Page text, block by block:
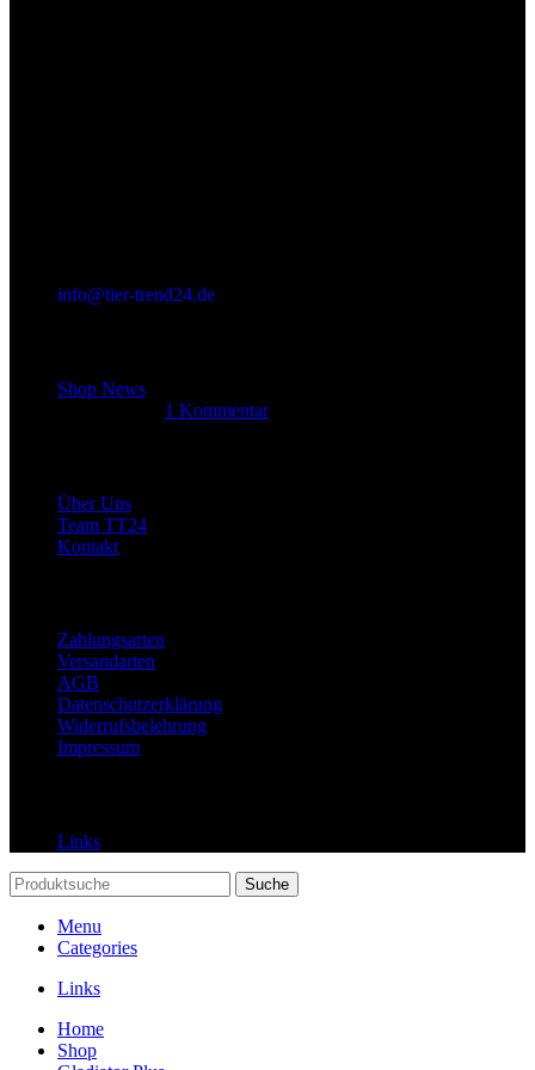
info@tier-trend24.de
Shop News
1 Kommentar
Über Uns
Team TT24
Kontakt
Zahlungsarten
Versandarten
AGB
Datenschutzerklärung
Widerrufsbelehrung
Impressum
Links
Suche
Menu
Categories
Links
Home
Shop